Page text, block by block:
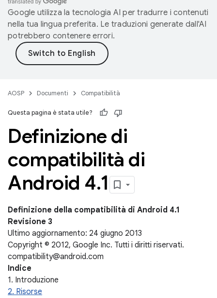
Google utilizza la tecnologia AI per tradurre i contenuti
nella tua lingua preferita. Le traduzioni generate dall'AI
potrebbero contenere errori.
AOSP Documenti Compatibilità
Questa pagina è stata utile?
Definizione di
compatibilità di
Android 4.1
Definizione della compatibilità di Android 4.1
Revisione 3
Ultimo aggiornamento: 24 giugno 2013
Copyright © 2012, Google Inc. Tutti i diritti riservati.
compatibility@android.com
Indice
1. Introduzione
2. Risorse